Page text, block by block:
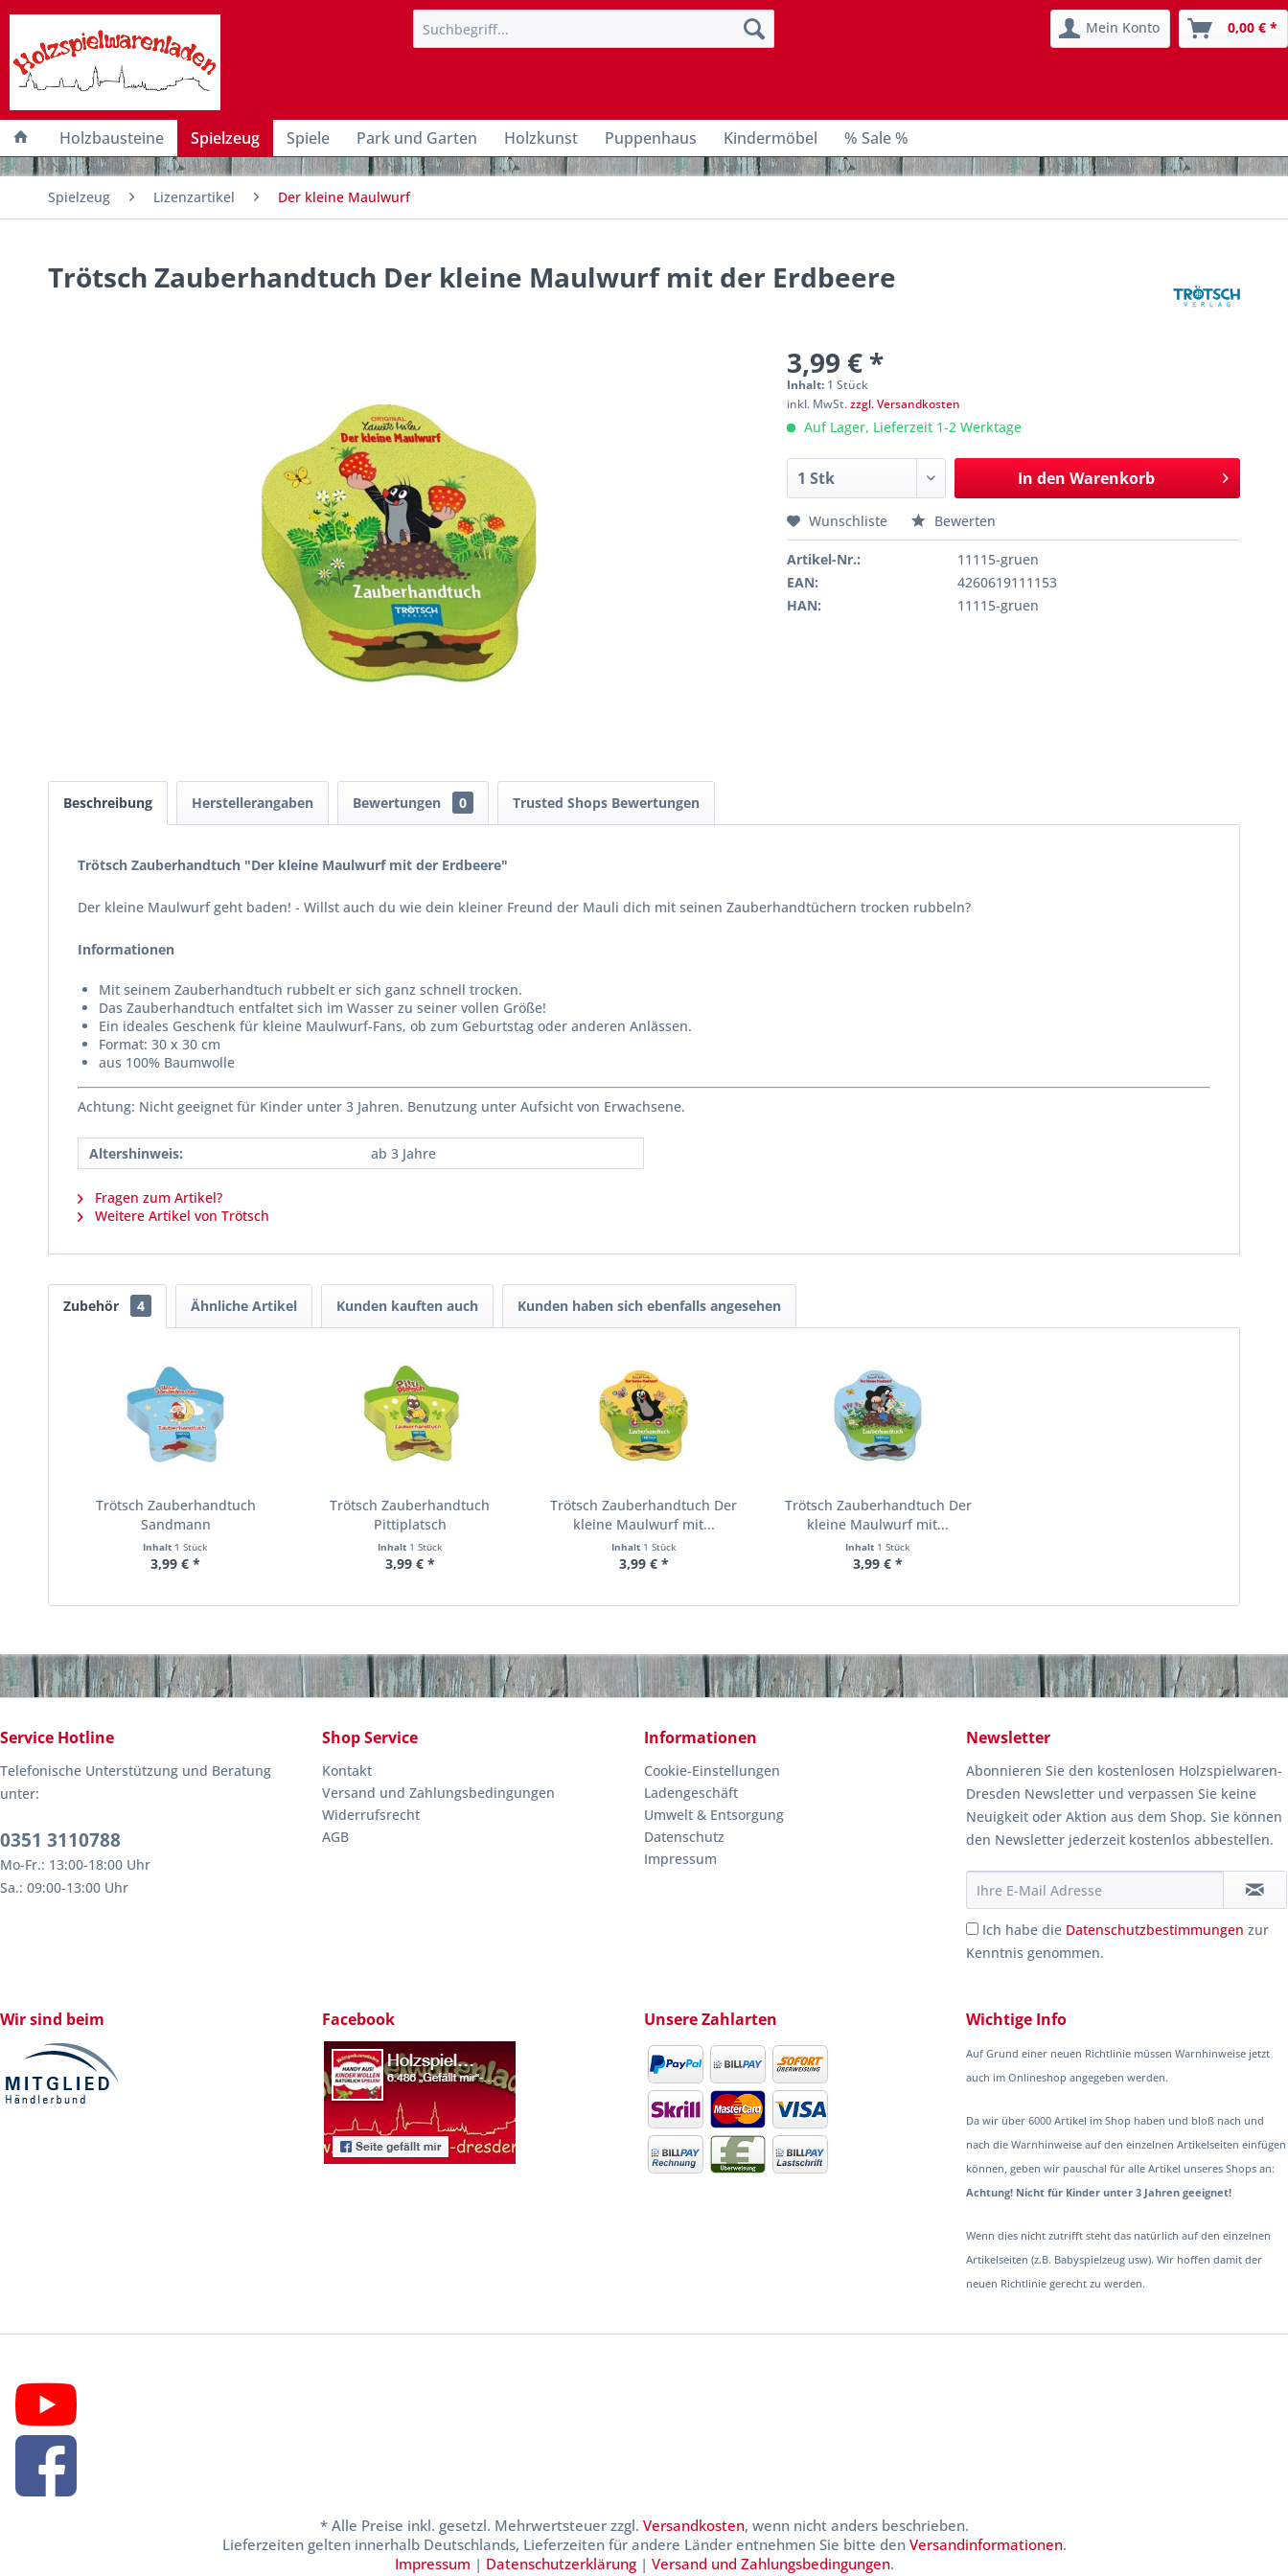
Mein Konto 0,00 € *
Holzbausteine Spielzeug Spiele Park und Garten Holzkunst Puppenhaus Kindermöbel % Sale %
Spielzeug Lizenzartikel Der kleine Maulwurf
Trötsch Zauberhandtuch Der kleine Maulwurf mit der Erdbeere
3,99 € *
Inhalt: 1 Stück
inkl. MwSt.zzgl. Versandkosten
Auf Lager, Lieferzeit 1-2 Werktage
In den Warenkorb
Wunschliste Bewerten
Artikel-Nr.:
11115-gruen
EAN:
4260619111153
HAN:
11115-gruen
Beschreibung Herstellerangaben Bewertungen 0 Trusted Shops Bewertungen
Trötsch Zauberhandtuch "Der kleine Maulwurf mit der Erdbeere"
Der kleine Maulwurf geht baden! - Willst auch du wie dein kleiner Freund der Mauli dich mit seinen Zauberhandtüchern trocken rubbeln?
Informationen
Mit seinem Zauberhandtuch rubbelt er sich ganz schnell trocken.
Das Zauberhandtuch entfaltet sich im Wasser zu seiner vollen Größe!
Ein ideales Geschenk für kleine Maulwurf-Fans, ob zum Geburtstag oder anderen Anlässen.
Format: 30 x 30 cm
aus 100% Baumwolle
Achtung: Nicht geeignet für Kinder unter 3 Jahren. Benutzung unter Aufsicht von Erwachsene.
Altershinweis: ab 3 Jahre
Fragen zum Artikel?
Weitere Artikel von Trötsch
Zubehör 4 Ähnliche Artikel Kunden kauften auch Kunden haben sich ebenfalls angesehen
Trötsch Zauberhandtuch
Sandmann
Inhalt 1 Stück
3,99 € *
Trötsch Zauberhandtuch
Pittiplatsch
Inhalt 1 Stück
3,99 € *
Trötsch Zauberhandtuch Der
kleine Maulwurf mit...
Inhalt 1 Stück
3,99 € *
Trötsch Zauberhandtuch Der
kleine Maulwurf mit...
Inhalt 1 Stück
3,99 € *
Service Hotline
Telefonische Unterstützung und Beratung
unter:
0351 3110788
Mo-Fr.: 13:00-18:00 Uhr
Sa.: 09:00-13:00 Uhr
Shop Service
Kontakt
Versand und Zahlungsbedingungen
Widerrufsrecht
AGB
Informationen
Cookie-Einstellungen
Ladengeschäft
Umwelt & Entsorgung
Datenschutz
Impressum
Newsletter
Abonnieren Sie den kostenlosen Holzspielwaren-
Dresden Newsletter und verpassen Sie keine
Neuigkeit oder Aktion aus dem Shop. Sie können
den Newsletter jederzeit kostenlos abbestellen.
Ich habe die Datenschutzbestimmungen zur
Kenntnis genommen.
Wir sind beim Facebook Unsere Zahlarten Wichtige Info
Auf Grund einer neuen Richtlinie müssen Warnhinweise jetzt
auch im Onlineshop angegeben werden.
Da wir über 6000 Artikel im Shop haben und bloß nach und
nach die Warnhinweise auf den einzelnen Artikelseiten einfügen
können, geben wir pauschal für alle Artikel unseres Shops an:
Achtung! Nicht für Kinder unter 3 Jahren geeignet!
Wenn dies nicht zutrifft steht das natürlich auf den einzelnen
Artikelseiten (z.B. Babyspielzeug usw). Wir hoffen damit der
neuen Richtlinie gerecht zu werden.
* Alle Preise inkl. gesetzl. Mehrwertsteuer zzgl. Versandkosten, wenn nicht anders beschrieben.
Lieferzeiten gelten innerhalb Deutschlands, Lieferzeiten für andere Länder entnehmen Sie bitte den Versandinformationen.
Impressum | Datenschutzerklärung| Versand und Zahlungsbedingungen.